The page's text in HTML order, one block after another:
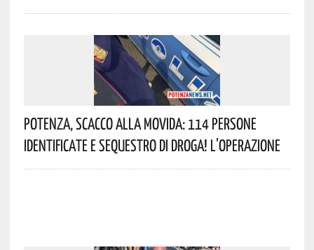
Potenza, Scacco Alla Movida: 114 Persone
Identificate E Sequestro Di Droga! L’operazione